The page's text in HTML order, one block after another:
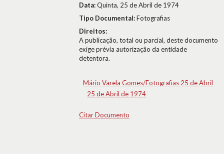
Data:Quinta, 25 de Abril de 1974
Tipo Documental:Fotografias
Direitos:
A publicação, total ou parcial, deste documento
exige prévia autorização da entidade
detentora.
Mário Varela Gomes/Fotografias 25 de Abril
25 de Abril de 1974
Citar Documento